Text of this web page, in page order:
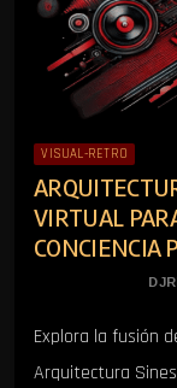
VISUAL-RETRO
VIRTUAL
CONCIENCIA
Explora la fusión
Arquitectura